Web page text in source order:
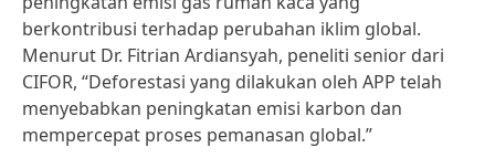
berkontribusi terhadap perubahan iklim global.
Menurut Dr. Fitrian Ardiansyah, peneliti senior dari
CIFOR, “Deforestasi yang dilakukan oleh APP telah
menyebabkan peningkatan emisi karbon dan
mempercepat proses pemanasan global.”